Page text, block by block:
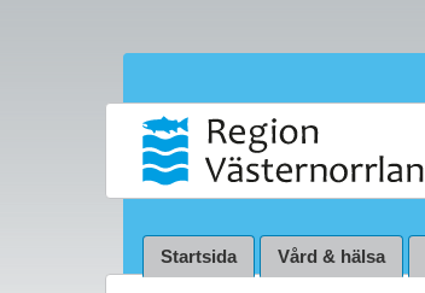
Startsida Vård & hälsa